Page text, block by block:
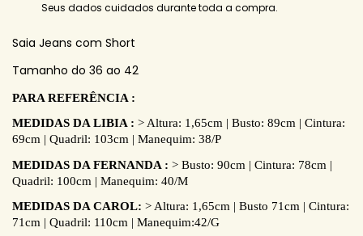
Seus dados cuidados durante toda a compra.
Saia Jeans com Short
Tamanho do 36 ao 42
PARA REFERÊNCIA :
MEDIDAS DA LIBIA : > Altura: 1,65cm | Busto: 89cm | Cintura:
69cm | Quadril: 103cm | Manequim: 38/P
MEDIDAS DA FERNANDA : > Busto: 90cm | Cintura: 78cm |
Quadril: 100cm | Manequim: 40/M
MEDIDAS DA CAROL: > Altura: 1,65cm | Busto 71cm | Cintura:
71cm | Quadril: 110cm | Manequim:42/G